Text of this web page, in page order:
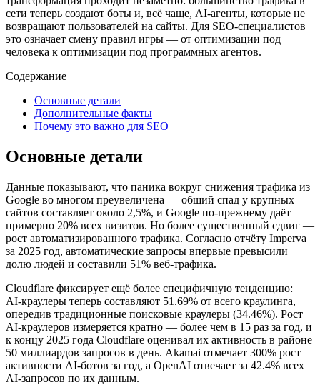
сети теперь создают боты и, всё чаще, AI‑агенты, которые не
возвращают пользователей на сайты. Для SEO‑специалистов
это означает смену правил игры — от оптимизации под
человека к оптимизации под программных агентов.
Содержание
Основные детали
Дополнительные факты
Почему это важно для SEO
Основные детали
Данные показывают, что паника вокруг снижения трафика из
Google во многом преувеличена — общий спад у крупных
сайтов составляет около 2,5%, и Google по‑прежнему даёт
примерно 20% всех визитов. Но более существенный сдвиг —
рост автоматизированного трафика. Согласно отчёту Imperva
за 2025 год, автоматические запросы впервые превысили
долю людей и составили 51% веб‑трафика.
Cloudflare фиксирует ещё более специфичную тенденцию:
AI‑краулеры теперь составляют 51.69% от всего краулинга,
опередив традиционные поисковые краулеры (34.46%). Рост
AI‑краулеров измеряется кратно — более чем в 15 раз за год, и
к концу 2025 года Cloudflare оценивал их активность в районе
50 миллиардов запросов в день. Akamai отмечает 300% рост
активности AI‑ботов за год, а OpenAI отвечает за 42.4% всех
AI‑запросов по их данным.